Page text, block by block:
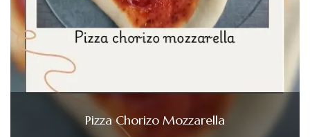
Pizza Chorizo Mozzarella